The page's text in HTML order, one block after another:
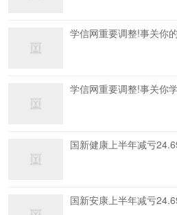
学信网重要调整!事关你
学信网重要调整!事关你
国新健康上半年减亏
国新安康上半年减亏